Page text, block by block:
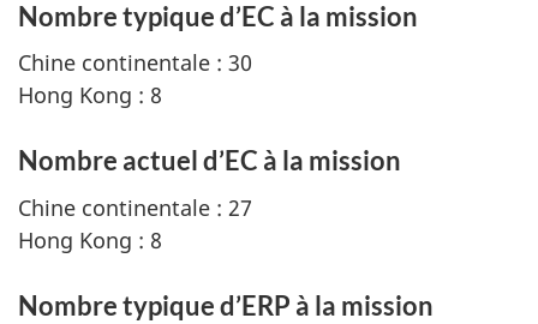
Nombre typique d’EC à la mission
Chine continentale : 30
Hong Kong : 8
Nombre actuel d’EC à la mission
Chine continentale : 27
Hong Kong : 8
Nombre typique d’ERP à la mission